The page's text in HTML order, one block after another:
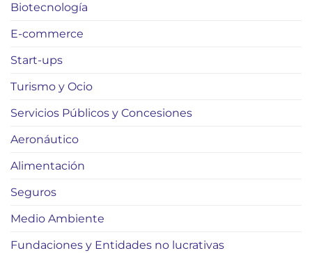
Biotecnología
E-commerce
Start-ups
Turismo y Ocio
Servicios Públicos y Concesiones
Aeronáutico
Alimentación
Seguros
Medio Ambiente
Fundaciones y Entidades no lucrativas